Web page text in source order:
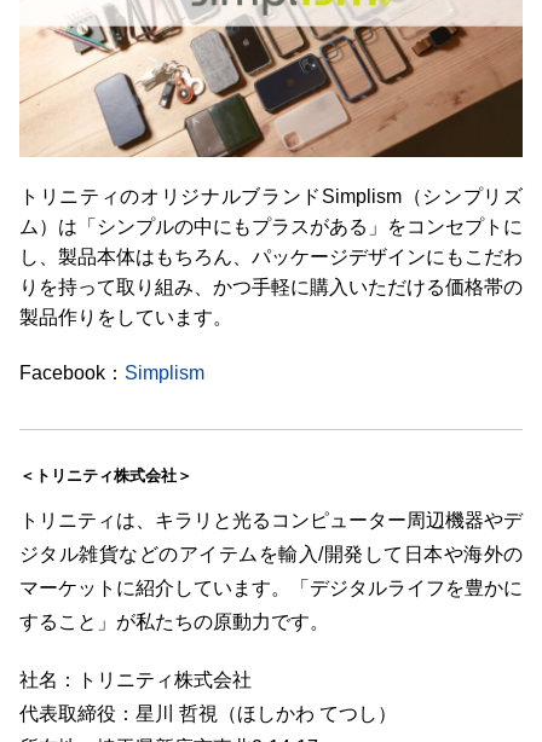
トリニティのオリジナルブランドSimplism（シンプリズ
ム）は「シンプルの中にもプラスがある」をコンセプトに
し、製品本体はもちろん、パッケージデザインにもこだわ
りを持って取り組み、かつ手軽に購入いただける価格帯の
製品作りをしています。
Facebook： Simplism
＜トリニティ株式会社＞
トリニティは、キラリと光るコンピューター周辺機器やデ
ジタル雑貨などのアイテムを輸入/開発して日本や海外の
マーケットに紹介しています。「デジタルライフを豊かに
すること」が私たちの原動力です。
社名：トリニティ株式会社
代表取締役：星川 哲視（ほしかわ てつし）